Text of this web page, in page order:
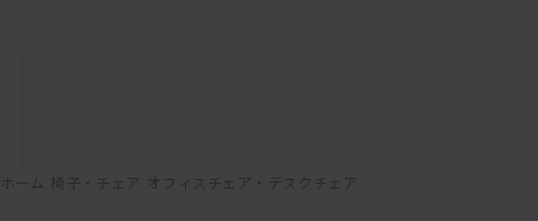
ホーム 椅子・チェア オフィスチェア・デスクチェア